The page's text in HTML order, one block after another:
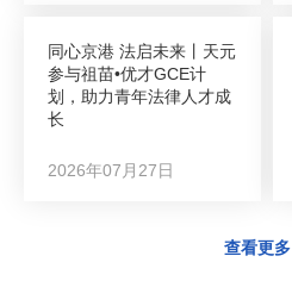
同心京港 法启未来丨天元
参与祖苗•优才GCE计
划，助力青年法律人才成
长
2026年07月27日
查看更多